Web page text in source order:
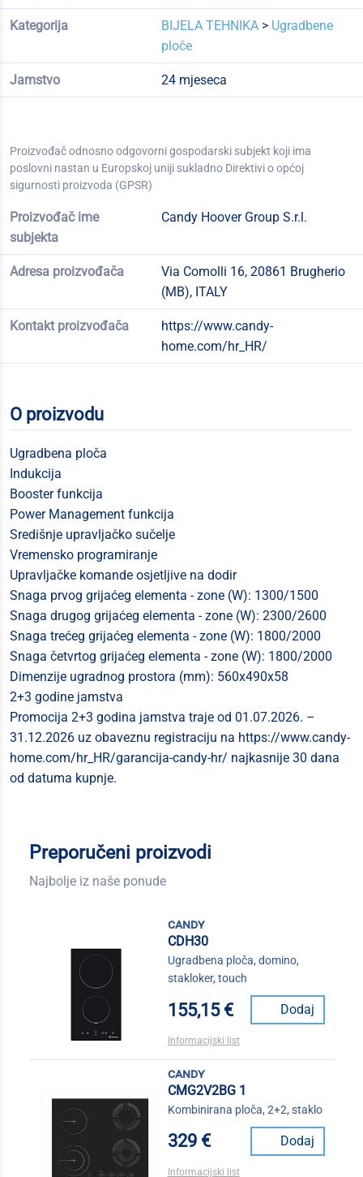
Kategorija BIJELA TEHNIKA> Ugradbene
ploče
Jamstvo 24 mjeseca
Proizvođač odnosno odgovorni gospodarski subjekt koji ima
poslovni nastan u Europskoj uniji sukladno Direktivi o općoj
sigurnosti proizvoda (GPSR)
Proizvođač ime
subjekta
Candy Hoover Group S.r.l.
Adresa proizvođača
Via Comolli 16, 20861 Brugherio
(MB), ITALY
Kontakt proizvođača
https://www.candy-
home.com/hr_HR/
O proizvodu
Ugradbena ploča
Indukcija
Booster funkcija
Power Management funkcija
Središnje upravljačko sučelje
Vremensko programiranje
Upravljačke komande osjetljive na dodir
Snaga prvog grijaćeg elementa - zone (W): 1300/1500
Snaga drugog grijaćeg elementa - zone (W): 2300/2600
Snaga trećeg grijaćeg elementa - zone (W): 1800/2000
Snaga četvrtog grijaćeg elementa - zone (W): 1800/2000
Dimenzije ugradnog prostora (mm): 560x490x58
2+3 godine jamstva
Promocija 2+3 godina jamstva traje od 01.07.2026. –
31.12.2026 uz obaveznu registraciju na https://www.candy-
home.com/hr_HR/garancija-candy-hr/ najkasnije 30 dana
od datuma kupnje.
Preporučeni proizvodi
Najbolje iz naše ponude
candy
CDH30
Ugradbena ploča, domino,
stakloker, touch
155,15 € Dodaj
Informacijski list
candy
CMG2V2BG 1
Kombinirana ploča, 2+2, staklo
329 € Dodaj
Informacijski list